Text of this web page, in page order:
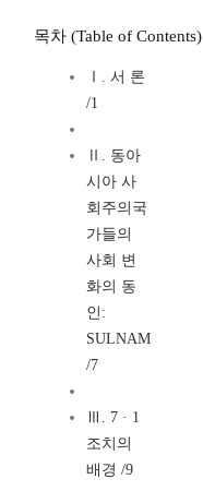
목차 (Table of Contents)
Ⅰ. 서 론
/1
Ⅱ. 동아
시아 사
회주의국
가들의
사회 변
화의 동
인:
SULNAM
/7
Ⅲ. 7 · 1
조치의
배경 /9